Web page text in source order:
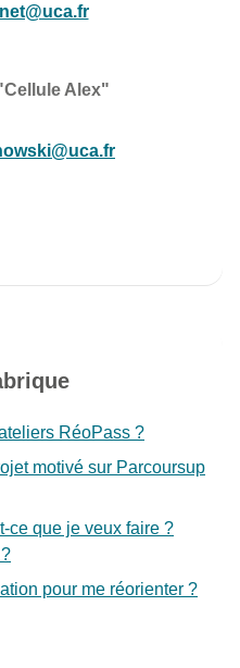
Alex"
RéoPass ?
motivé sur Parcoursup
ce que je veux faire ?
pour me réorienter ?